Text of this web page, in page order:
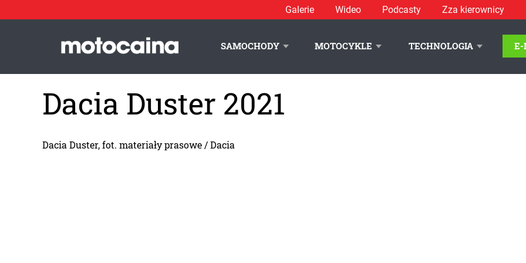
Galerie Wideo Podcasty Zza kierownicy
SAMOCHODY MOTOCYKLE TECHNOLOGIA E-
Dacia Duster 2021
Dacia Duster, fot. materiały prasowe / Dacia